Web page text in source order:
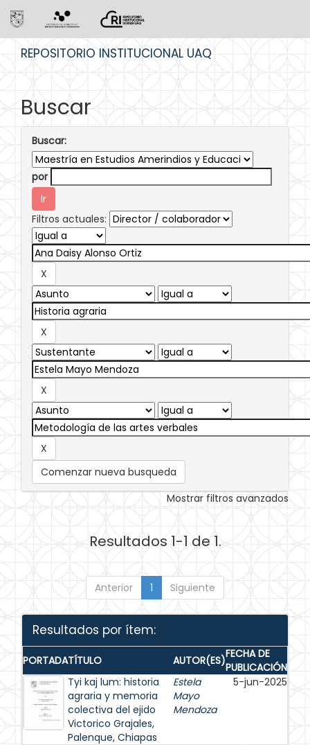
REPOSITORIO INSTITUCIONAL UAQ
Buscar
Buscar:
por
Filtros actuales:
Comenzar nueva busqueda
Mostrar filtros avanzados
Resultados 1-1 de 1.
Anterior 1 Siguiente
Resultados por ítem:
PORTADATÍTULO AUTOR(ES)FECHA DE
PUBLICACIÓN
Tyi kaj lum: historia
agraria y memoria
colectiva del ejido
Victorico Grajales,
Palenque, Chiapas
Estela
Mayo
Mendoza
5-jun-2025